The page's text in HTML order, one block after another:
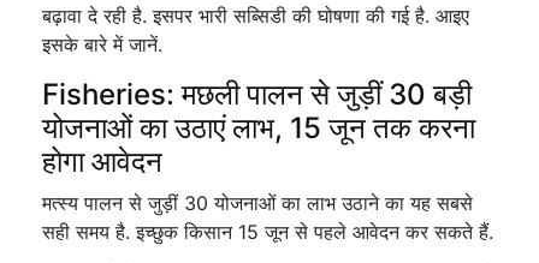
बढ़ावा दे रही है. इसपर भारी सब्सिडी की घोषणा की गई है. आइए
इसके बारे में जानें.
Fisheries: मछली पालन से जुड़ीं 30 बड़ी
योजनाओं का उठाएं लाभ, 15 जून तक करना
होगा आवेदन
मत्स्य पालन से जुड़ीं 30 योजनाओं का लाभ उठाने का यह सबसे
सही समय है. इच्छुक किसान 15 जून से पहले आवेदन कर सकते हैं.